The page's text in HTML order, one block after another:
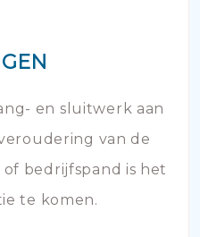
en sluitwerk aan
van de
bedrijfspand is het
te komen.